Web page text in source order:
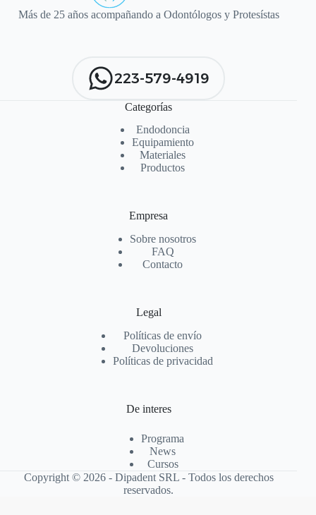
Más de 25 años acompañando a Odontólogos y Protesístas
223-579-4919
Categorías
Endodoncia
Equipamiento
Materiales
Productos
Empresa
Sobre nosotros
FAQ
Contacto
Legal
Políticas de envío
Devoluciones
Políticas de privacidad
De interes
Programa
News
Cursos
Copyright © 2026 - Dipadent SRL - Todos los derechos
reservados.